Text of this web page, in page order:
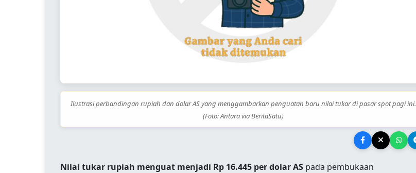
Ilustrasi perbandingan rupiah dan dolar AS yang menggambarkan penguatan baru nilai tukar di pasar spot pagi ini.
(Foto: Antara via BeritaSatu)
Nilai tukar rupiah menguat menjadi Rp 16.445 per dolar AS pada pembukaan